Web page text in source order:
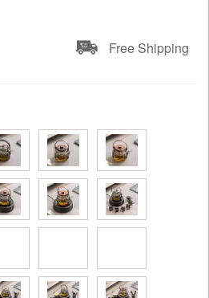
Free Shipping